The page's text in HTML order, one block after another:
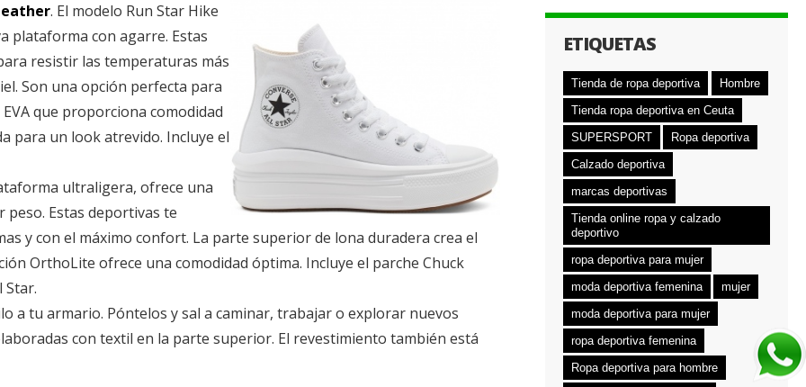
. El modelo Run Star Hike
plataforma con agarre. Estas
resistir las temperaturas más
Son una opción perfecta para
que proporciona comodidad
para un look atrevido. Incluye el
ultraligera, ofrece una
peso. Estas deportivas te
y con el máximo confort. La parte superior de lona duradera crea el
OrthoLite ofrece una comodidad óptima. Incluye el parche Chuck
a tu armario. Póntelos y sal a caminar, trabajar o explorar nuevos
con textil en la parte superior. El revestimiento también está
ETIQUETAS
Tienda de ropa deportiva
Hombre
Tienda ropa deportiva en Ceuta
SUPERSPORT
Ropa deportiva
Calzado deportiva
marcas deportivas
Tienda online ropa y calzado
deportivo
ropa deportiva para mujer
moda deportiva femenina
mujer
moda deportiva para mujer
ropa deportiva femenina
Ropa deportiva para hombre